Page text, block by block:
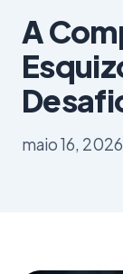
A
maio 16, 2026